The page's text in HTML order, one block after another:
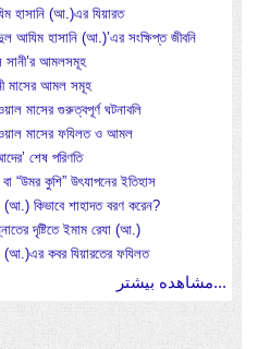
হাসানি (আ.)এর যিয়ারত
আযিম হাসানি (আ.)’এর সংক্ষিপ্ত জীবনি
সানী’র আমলসমূহ
মাসের আমল সমূহ
মাসের গুরুত্বপূর্ণ ঘটনাবলি
মাসের ফযিলত ও আমল
শেষ পরিণতি
বা “উমর কুশি” উৎযাপনের ইতিহাস
(আ.) কিভাবে শাহাদত বরণ করেন?
দৃষ্টিতে ইমাম রেযা (আ.)
(আ.)এর কবর যিয়ারতের ফযিলত
مشاهده بیشتر...